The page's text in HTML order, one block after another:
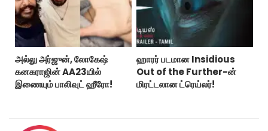
அல்லு அர்ஜுன், லோகேஷ்
கனகராஜின் AA23யில்
இணையும் பாலிவுட் ஹீரோ!
ஹாரர் படமான Insidious
Out of the Further-ன்
மிரட்டலான ட்ரெய்லர்!